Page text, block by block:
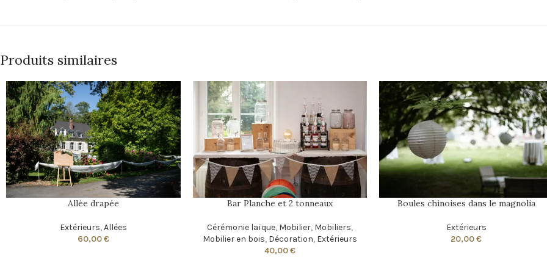
Produits similaires
Allée drapée
Extérieurs,Allées
60,00€
Bar Planche et 2 tonneaux
Cérémonie laïque, Mobilier, Mobiliers,
Mobilier en bois, Décoration, Extérieurs
40,00€
Boules chinoises dans le magnolia
Extérieurs
20,00€